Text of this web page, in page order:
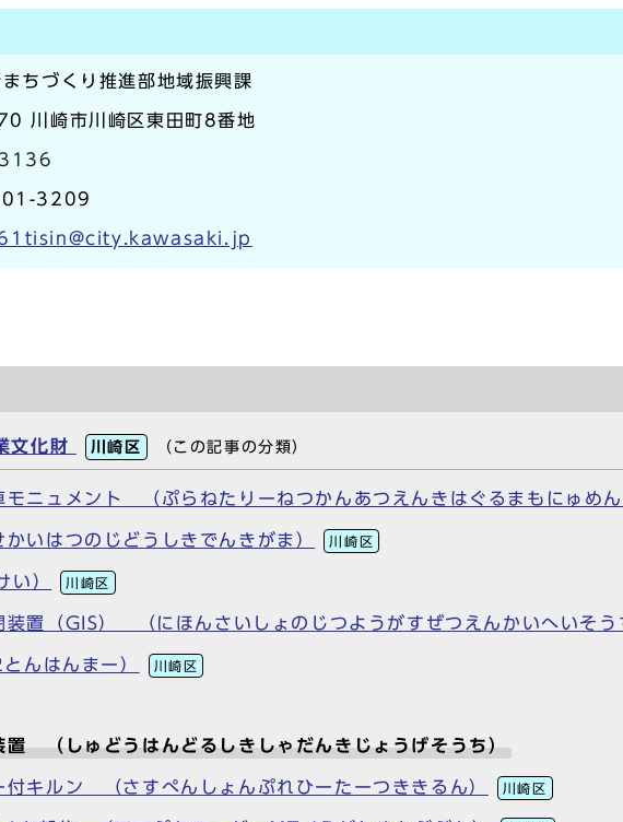
ちづくり推進部地域振興課
川崎市川崎区東田町8番地
3209
文化財 川崎区 （この記事の分類）
モニュメント （ぷらねたりーねつかんあつえんきはぐるまもにゅめ
いはつのじどうしきでんきがま） 川崎区
） 川崎区
装置（GIS） （にほんさいしょのじつようがすぜつえんかいへいそう
んはんまー） 川崎区
置 （しゅどうはんどるしきしゃだんきじょうげそうち）
付キルン （さすぺんしょんぷれひーたーつききるん） 川崎区